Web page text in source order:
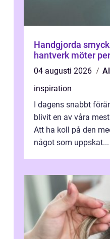
Handgjorda
hantverk möter
04 augusti 2026
inspiration
I dagens snabbt
blivit en av våra
Att ha koll på den
något som uppskat...